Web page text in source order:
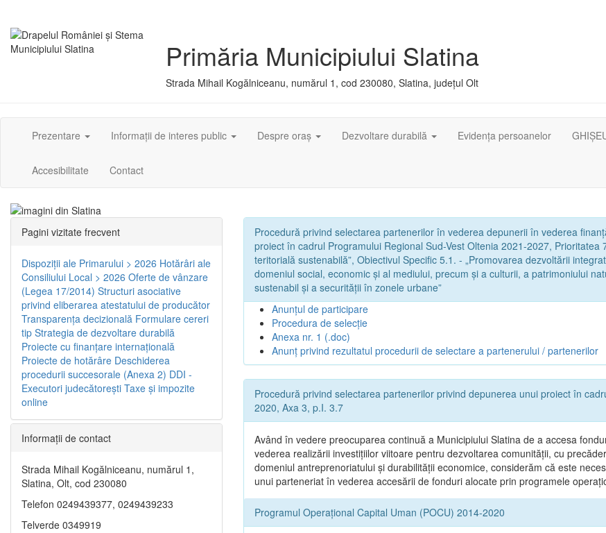
Primăria Municipiului Slatina
Strada Mihail Kogălniceanu, numărul 1, cod 230080, Slatina, județul Olt
Prezentare Informații de interes public Despre oraș Dezvoltare durabilă Evidența persoanelor
Accesibilitate Contact
Procedură privind selectarea partenerilor în vederea depunerii în vederea
proiect în cadrul Programului Regional Sud-Vest Oltenia 2021-2027, Prioritatea
teritorială sustenabilă”, Obiectivul Specific 5.1. - „Promovarea dezvoltării
domeniul social, economic și al mediului, precum și a culturii, a patrimoniului
sustenabil și a securității în zonele urbane”
Anunțul de participare
Procedura de selecție
Anexa nr. 1 (.doc)
Anunț privind rezultatul procedurii de selectare a partenerului / partenerilor
Procedură privind selectarea partenerilor privind depunerea unui proiect în
2020, Axa 3, p.I. 3.7
Având în vedere preocuparea continuă a Municipiului Slatina de a accesa
vederea realizării investițiilor viitoare pentru dezvoltarea comunității, cu
domeniul antreprenoriatului și durabilității economice, considerăm că este
unui parteneriat în vederea accesării de fonduri alocate prin programele
Programul Operațional Capital Uman (POCU) 2014-2020
Pagini vizitate frecvent
Dispoziţii ale Primarului > 2026 Hotărâri ale
Consiliului Local > 2026 Oferte de vânzare
(Legea 17/2014) Structuri asociative
privind eliberarea atestatului de producător
Transparenţa decizională Formulare cereri
tip Strategia de dezvoltare durabilă
Proiecte cu finanţare internaţională
Proiecte de hotărâre Deschiderea
procedurii succesorale (Anexa 2) DDI -
Executori judecătorești Taxe şi impozite
online
Informaţii de contact
Strada Mihail Kogălniceanu, numărul 1,
Slatina, Olt, cod 230080
Telefon 0249439377, 0249439233
Telverde 0349919